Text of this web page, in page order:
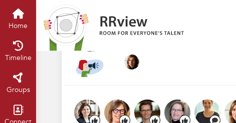
Home
Timeline
Groups
007. LUMC-
Jul 2025 Cas Henckens